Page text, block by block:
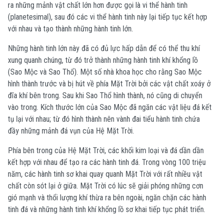
ra những mảnh vật chất lớn hơn được gọi là vi thể hành tinh
(planetesimal), sau đó các vi thể hành tinh này lại tiếp tục kết hợp
với nhau và tạo thành những hành tinh lớn.
Những hành tinh lớn này đã có đủ lực hấp dẫn để có thể thu khí
xung quanh chúng, từ đó trở thành những hành tinh khí khổng lồ
(Sao Mộc và Sao Thổ). Một số nhà khoa học cho rằng Sao Mộc
hình thành trước và bị hút về phía Mặt Trời bởi các vật chất xoáy ở
đĩa khí bên trong. Sau khi Sao Thổ hình thành, nó cũng di chuyển
vào trong. Kích thước lớn của Sao Mộc đã ngăn các vật liệu đá kết
tụ lại với nhau; từ đó hình thành nên vành đai tiểu hành tinh chứa
đầy những mảnh đá vụn của Hệ Mặt Trời.
Phía bên trong của Hệ Mặt Trời, các khối kim loại và đá dần dần
kết hợp với nhau để tạo ra các hành tinh đá. Trong vòng 100 triệu
năm, các hành tinh sơ khai quay quanh Mặt Trời với rất nhiều vật
chất còn sót lại ở giữa. Mặt Trời có lúc sẽ giải phóng những cơn
gió mạnh và thổi lượng khí thừa ra bên ngoài, ngăn chặn các hành
tinh đá và những hành tinh khí khổng lồ sơ khai tiếp tục phát triển.